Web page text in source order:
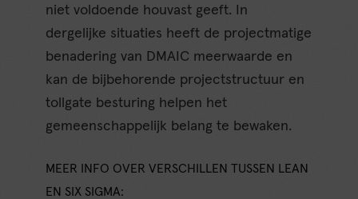
niet voldoende houvast geeft. In
dergelijke situaties heeft de projectmatige
benadering van DMAIC meerwaarde en
kan de bijbehorende projectstructuur en
tollgate besturing helpen het
gemeenschappelijk belang te bewaken.
MEER INFO OVER VERSCHILLEN TUSSEN LEAN
EN SIX SIGMA: